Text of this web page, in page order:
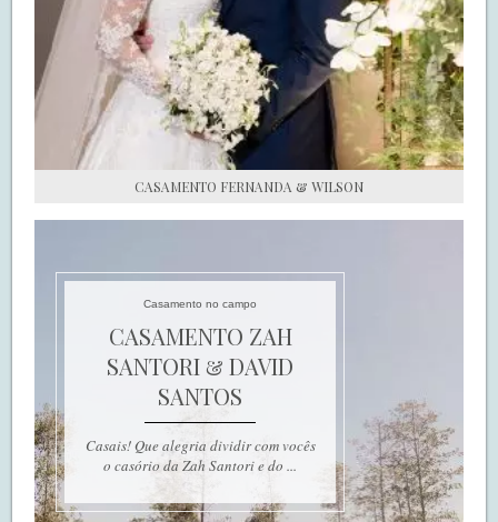
CASAMENTO FERNANDA & WILSON
Casamento no campo
CASAMENTO ZAH
SANTORI & DAVID
SANTOS
Casais! Que alegria dividir com vocês
o casório da Zah Santori e do ...